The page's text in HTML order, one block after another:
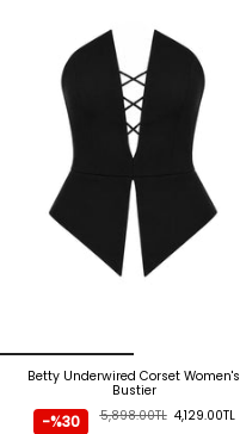
Betty Underwired Corset Women's
Bustier
4,129.00TL
5,898.00TL
-%30